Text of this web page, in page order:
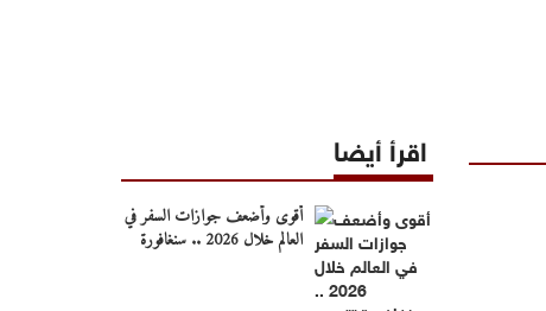
اقرأ أيضا
أقوى وأضعف جوازات السفر في
العالم خلال 2026 .. سنغافورة